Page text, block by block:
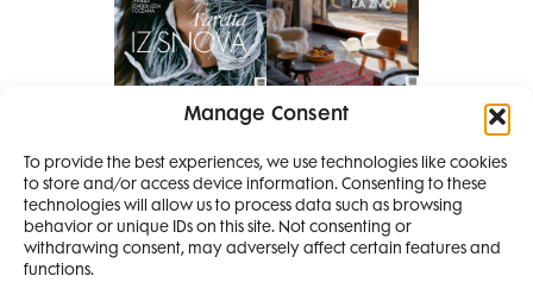
Manage Consent
To provide the best experiences, we use technologies like cookies
to store and/or access device information. Consenting to these
technologies will allow us to process data such as browsing
behavior or unique IDs on this site. Not consenting or
withdrawing consent, may adversely affect certain features and
functions.
Pretplati se na časopis
PRETPLATITE SE
SMANJI
4 IZDANJA